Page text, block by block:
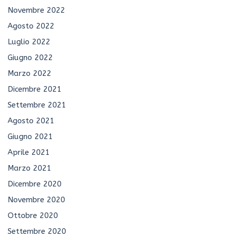
Novembre 2022
Agosto 2022
Luglio 2022
Giugno 2022
Marzo 2022
Dicembre 2021
Settembre 2021
Agosto 2021
Giugno 2021
Aprile 2021
Marzo 2021
Dicembre 2020
Novembre 2020
Ottobre 2020
Settembre 2020